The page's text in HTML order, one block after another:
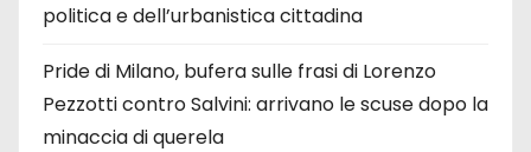
politica e dell’urbanistica cittadina
Pride di Milano, bufera sulle frasi di Lorenzo
Pezzotti contro Salvini: arrivano le scuse dopo la
minaccia di querela